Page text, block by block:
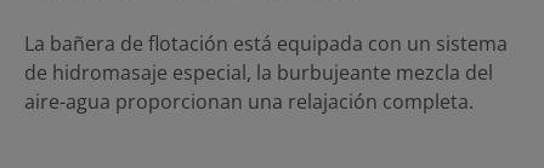
La bañera de flotación está equipada con un sistema
de hidromasaje especial, la burbujeante mezcla del
aire-agua proporcionan una relajación completa.